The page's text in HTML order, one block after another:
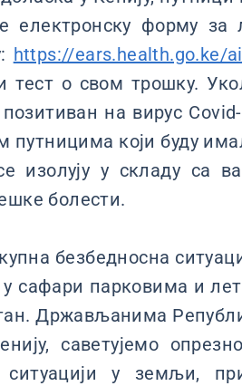
електронску форму за
https://ears.health.go.ke/
тест о свом трошку.
на вирус
путницима који буду
изолују у складу са
болести.
безбедносна
у сафари парковима и
Држављанима
саветујемо
у земљи,